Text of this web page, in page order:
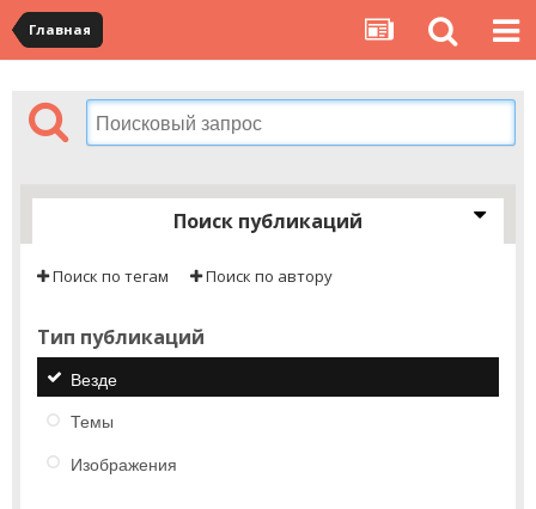
Главная
Поиск публикаций
Поиск по тегам Поиск по автору
Тип публикаций
Везде
Темы
Изображения